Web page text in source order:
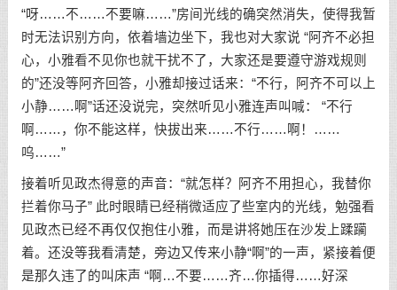
“呀……不……不要嘛……”房间光线的确突然消失，使得我暂
时无法识别方向，依着墙边坐下，我也对大家说 “阿齐不必担
心，小雅看不见你也就干扰不了，大家还是要遵守游戏规则
的”还没等阿齐回答，小雅却接过话来：“不行，阿齐不可以上
小静……啊”话还没说完，突然听见小雅连声叫喊： “不行
啊……，你不能这样，快拔出来……不行……啊！……
呜……”
接着听见政杰得意的声音：“就怎样？阿齐不用担心，我替你
拦着你马子” 此时眼睛已经稍微适应了些室内的光线，勉强看
见政杰已经不再仅仅抱住小雅，而是讲将她压在沙发上蹂躏
着。还没等我看清楚，旁边又传来小静“啊”的一声，紧接着便
是那久违了的叫床声 “啊…不要……齐…你插得……好深